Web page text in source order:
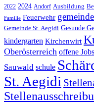
2022 2024 Andorf Ausbildung
Familie Feuerwehr gemeinde
Gemeinde St. Aegidi Gesunde
kindergarten Kirchenwirt
Oberösterreich offene Jobs
Sauwald schule
St. Aegidi